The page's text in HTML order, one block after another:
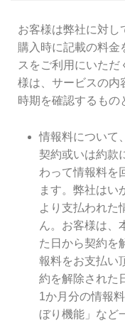
お客様は弊社に対し
購入時に記載の料金
スをご利用にいただ
様は、サービスの内
時期を確認するもの
情報料について
契約或いは約款
わって情報料を
ます。弊社はい
より支払われた
ん。お客様は、
た日から契約を
報料をお支払い
約を解除された
1か月分の情報
ぼり機能」など